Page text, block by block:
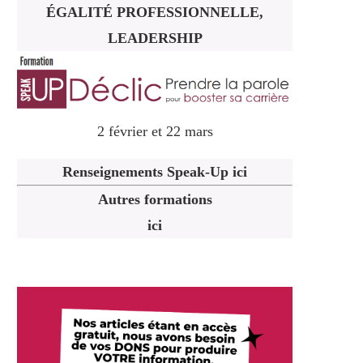
ÉGALITÉ PROFESSIONNELLE,
LEADERSHIP
2 février et 22 mars
Renseignements Speak-Up ici
Autres formations
ici